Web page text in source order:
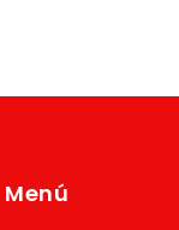
Menú